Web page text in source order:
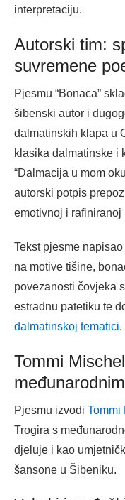
interpretaciju.
Autorski tim:
suvremene
Pjesmu “Bonaca”
šibenski autor i
dalmatinskih klapa u
klasika dalmatinske i
“Dalmacija u mom
autorski potpis
emotivnoj i rafiniranoj
Tekst pjesme
na motive tišine,
povezanosti čovjeka
estradnu patetiku te
dalmatinskoj tematici.
Tommi
Pjesmu izvodi Tommi
Trogira s
djeluje i kao
šansone u Šibeniku.